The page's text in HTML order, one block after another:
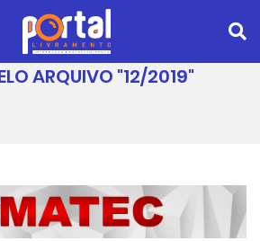
ARQUIVO "12/2019"